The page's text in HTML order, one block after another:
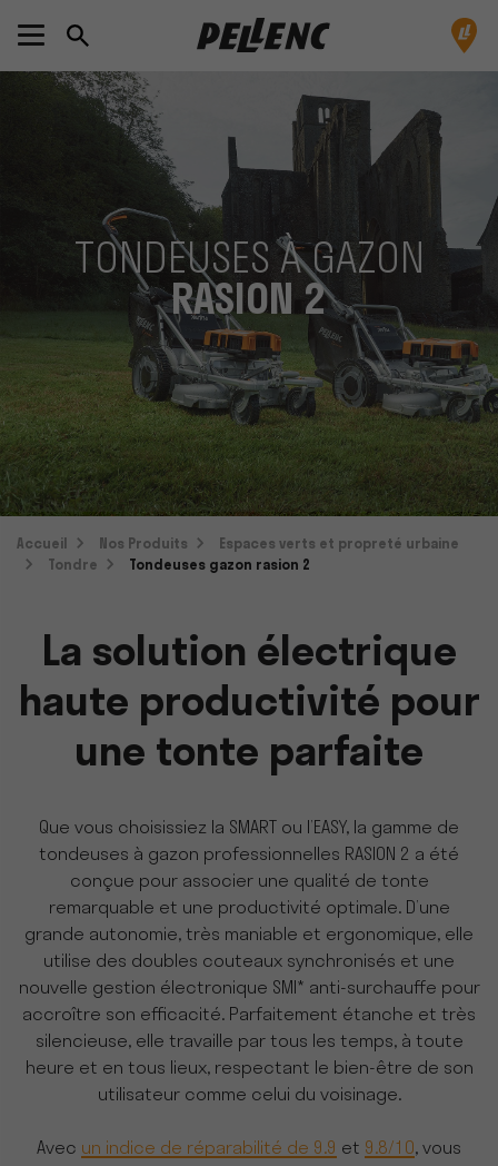
TONDEUSES À GAZON
RASION 2
Accueil Nos Produits
Espaces verts et propreté urbaine
Tondre
Tondeuses gazon rasion 2
La solution électrique
haute productivité pour
une tonte parfaite
Que vous choisissiez la SMART ou l’EASY, la gamme de
tondeuses à gazon professionnelles RASION 2 a été
conçue pour associer une qualité de tonte
remarquable et une productivité optimale. D’une
grande autonomie, très maniable et ergonomique, elle
utilise des doubles couteaux synchronisés et une
nouvelle gestion électronique SMI* anti-surchauffe pour
accroître son efficacité. Parfaitement étanche et très
silencieuse, elle travaille par tous les temps, à toute
heure et en tous lieux, respectant le bien-être de son
utilisateur comme celui du voisinage.
Avec un indice de réparabilité de 9.9 et 9.8/10, vous